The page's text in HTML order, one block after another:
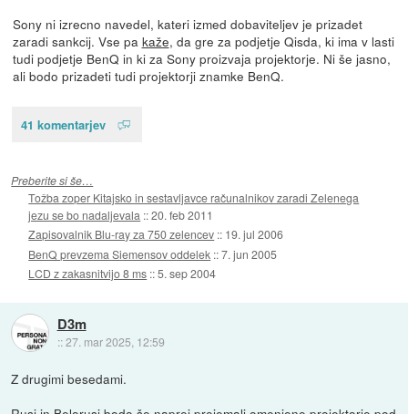
Sony ni izrecno navedel, kateri izmed dobaviteljev je prizadet
zaradi sankcij. Vse pa kaže, da gre za podjetje Qisda, ki ima v lasti
tudi podjetje BenQ in ki za Sony proizvaja projektorje. Ni še jasno,
ali bodo prizadeti tudi projektorji znamke BenQ.
41 komentarjev
Preberite si še…
Tožba zoper Kitajsko in sestavljavce računalnikov zaradi Zelenega
jezu se bo nadaljevala ::20. feb 2011
Zapisovalnik Blu-ray za 750 zelencev :: 19. jul 2006
BenQ prevzema Siemensov oddelek ::7. jun 2005
LCD z zakasnitvijo 8 ms ::5. sep 2004
D3m
::27. mar 2025, 12:59
Z drugimi besedami.